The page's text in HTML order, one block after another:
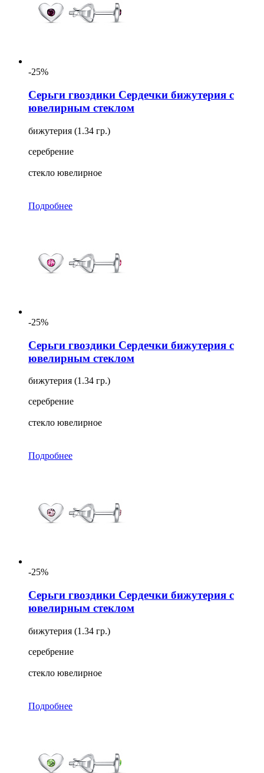
-25%
Серьги гвоздики Сердечки бижутерия с
ювелирным стеклом
бижутерия (1.34 гр.)
серебрение
стекло ювелирное
Подробнее
-25%
Серьги гвоздики Сердечки бижутерия с
ювелирным стеклом
бижутерия (1.34 гр.)
серебрение
стекло ювелирное
Подробнее
-25%
Серьги гвоздики Сердечки бижутерия с
ювелирным стеклом
бижутерия (1.34 гр.)
серебрение
стекло ювелирное
Подробнее